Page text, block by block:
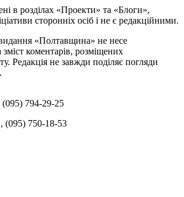
в розділах «Проекти» та «Блоги»,
сторонніх осіб і не є редакційними.
видання «Полтавщина» не несе
зміст коментарів, розміщених
Редакція не завжди поділяє погляди
(095) 794-29-25
, (095) 750-18-53